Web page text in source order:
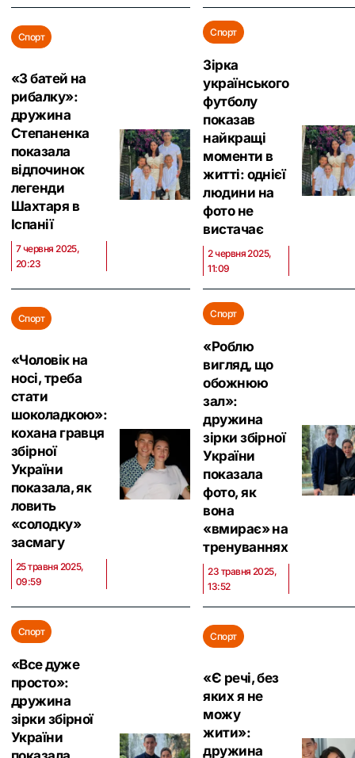
Спорт
«З батей на
рибалку»:
дружина
Степаненка
показала
відпочинок
легенди
Шахтаря в
Іспанії
7 червня 2025,
20:23
Спорт
Зірка
українського
футболу
показав
найкращі
моменти в
житті: однієї
людини на
фото не
вистачає
2 червня 2025,
11:09
Спорт
«Чоловік на
носі, треба
стати
шоколадкою»:
кохана гравця
збірної
України
показала, як
ловить
«солодку»
засмагу
25 травня 2025,
09:59
Спорт
«Роблю
вигляд, що
обожнюю
зал»:
дружина
зірки збірної
України
показала
фото, як
вона
«вмирає» на
тренуваннях
23 травня 2025,
13:52
Спорт
«Все дуже
просто»:
дружина
зірки збірної
України
Спорт
«Є речі, без
яких я не
можу
жити»:
дружина